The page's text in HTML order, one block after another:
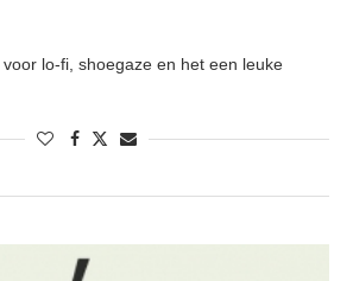
lo-fi, shoegaze en het een leuke